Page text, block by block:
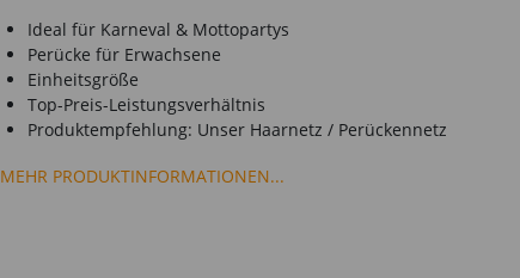
Ideal für Karneval & Mottopartys
Perücke für Erwachsene
Einheitsgröße
Top-Preis-Leistungsverhältnis
Produktempfehlung: Unser Haarnetz / Perückennetz
MEHR PRODUKTINFORMATIONEN...